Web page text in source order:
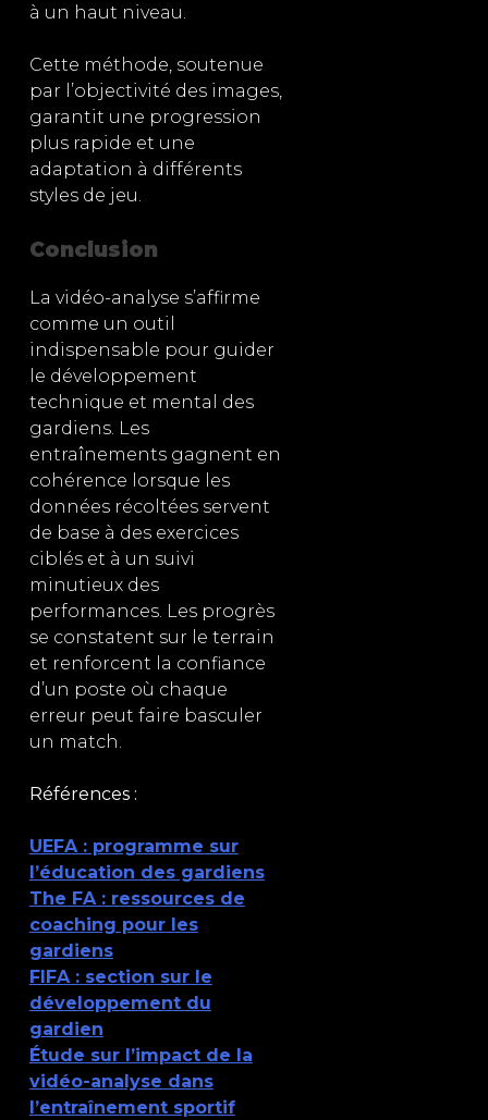
à un haut niveau.
Cette méthode, soutenue
par l’objectivité des images,
garantit une progression
plus rapide et une
adaptation à différents
styles de jeu.
Conclusion
La vidéo-analyse s’affirme
comme un outil
indispensable pour guider
le développement
technique et mental des
gardiens. Les
entraînements gagnent en
cohérence lorsque les
données récoltées servent
de base à des exercices
ciblés et à un suivi
minutieux des
performances. Les progrès
se constatent sur le terrain
et renforcent la confiance
d’un poste où chaque
erreur peut faire basculer
un match.
Références :
UEFA : programme sur
l’éducation des gardiens
The FA : ressources de
coaching pour les
gardiens
FIFA : section sur le
développement du
gardien
Étude sur l’impact de la
vidéo-analyse dans
l’entraînement sportif